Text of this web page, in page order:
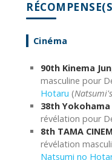
Cinéma
90th Kinema
masculine pour
Hotaru (
38th Yokohama
révélation pour
8th TAMA
révélation
Natsumi no